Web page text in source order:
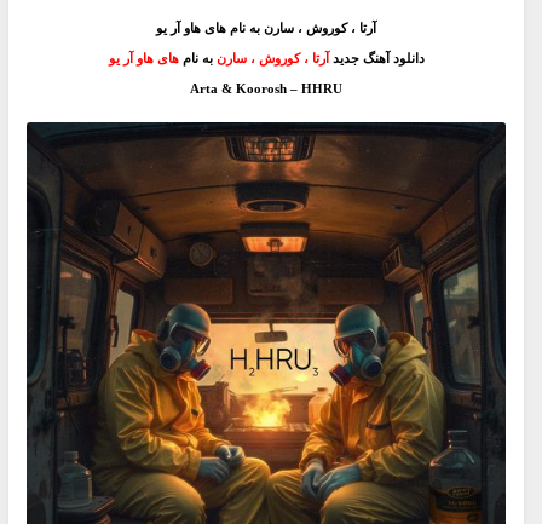
آرتا ، کوروش ، سارن به نام های هاو آر یو
دانلود آهنگ جدید آرتا ، کوروش ، سارن به نامهای هاو آر یو
Arta & Koorosh – HHRU